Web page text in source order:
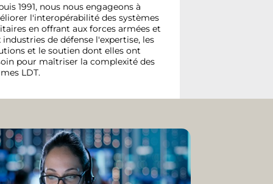
1991, nous nous engageons à
l'interopérabilité des systèmes
en offrant aux forces armées et
industries de défense l'expertise, les
et le soutien dont elles ont
pour maîtriser la complexité des
LDT.